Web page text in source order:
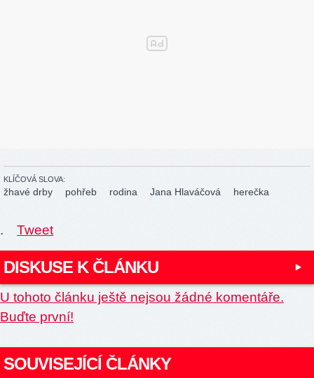
KLÍČOVÁ SLOVA:
žhavé drby pohřeb rodina Jana Hlaváčová herečka
. Tweet
DISKUSE K ČLÁNKU
U tohoto článku ještě nejsou žádné komentáře.
Buďte první!
SOUVISEJÍCÍ ČLÁNKY